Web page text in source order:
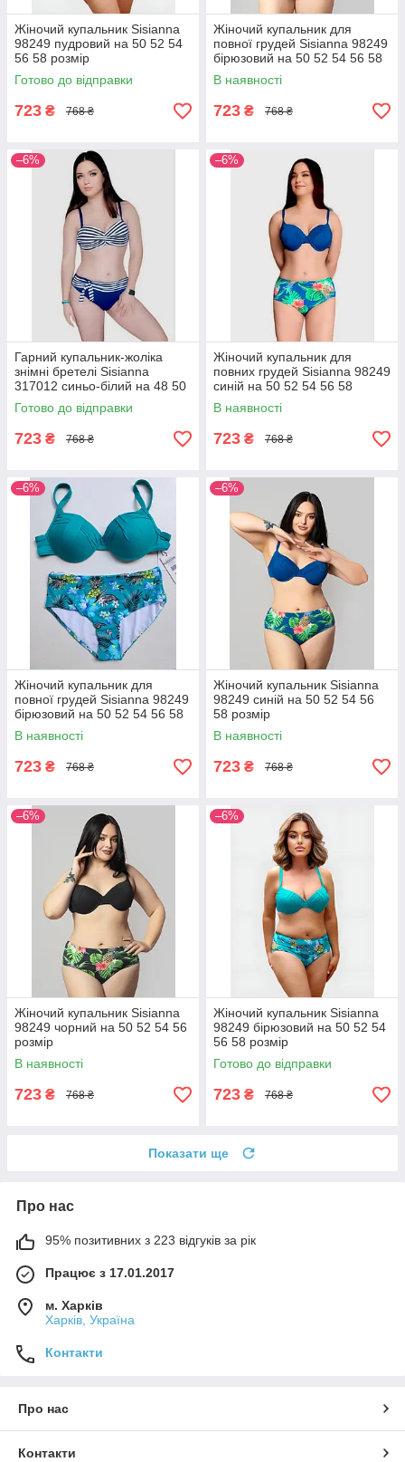
Жіночий купальник Sisianna
98249 пудровий на 50 52 54
56 58 розмір
Готово до відправки
723 ₴ 768 ₴
Жіночий купальник для
повної грудей Sisianna 98249
бірюзовий на 50 52 54 56 58
розмір
В наявності
723 ₴ 768 ₴
–6%
Гарний купальник-жоліка
знімні бретелі Sisianna
317012 синьо-білий на 48 50
52 54 56 розмір
Готово до відправки
723 ₴ 768 ₴
–6%
Жіночий купальник для
повних грудей Sisianna 98249
синій на 50 52 54 56 58
розмір
В наявності
723 ₴ 768 ₴
–6%
Жіночий купальник для
повної грудей Sisianna 98249
бірюзовий на 50 52 54 56 58
розмір
В наявності
723 ₴ 768 ₴
–6%
Жіночий купальник Sisianna
98249 синій на 50 52 54 56
58 розмір
В наявності
723 ₴ 768 ₴
–6%
Жіночий купальник Sisianna
98249 чорний на 50 52 54 56
розмір
В наявності
723 ₴ 768 ₴
–6%
Жіночий купальник Sisianna
98249 бірюзовий на 50 52 54
56 58 розмір
Готово до відправки
723 ₴ 768 ₴
Показати ще
Про нас
95% позитивних з 223 відгуків за рік
Працює з 17.01.2017
м. Харків
Харків, Україна
Контакти
Про нас
Контакти